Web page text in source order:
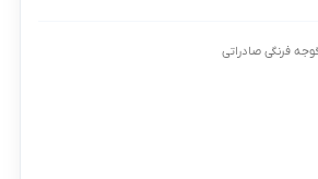
فرنگی صادراتی